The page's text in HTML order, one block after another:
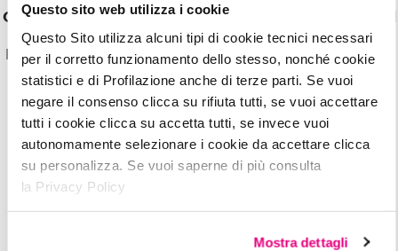
Questo sito web utilizza i cookie
Questo Sito utilizza alcuni tipi di cookie tecnici necessari
per il corretto funzionamento dello stesso, nonché cookie
statistici e di Profilazione anche di terze parti. Se vuoi
negare il consenso clicca su rifiuta tutti, se vuoi accettare
tutti i cookie clicca su accetta tutti, se invece vuoi
autonomamente selezionare i cookie da accettare clicca
su personalizza. Se vuoi saperne di più consulta
la Privacy Policy
Mostra dettagli
COLORE PIENO e INTENSO, grazie alla speciale formula ad
ALTA PIGMENTAZIONE.
Il
FINISH METAL e IRIDESCENTEconferito dalle perle, dona
luce e brillantezza a lunga durata. deBBY ha scelto per le sue
ragazze colori scintillanti e super trendy, ideali per creare dei
look originalissimi.
Dermatologicamente e oftalmologicamente testati.